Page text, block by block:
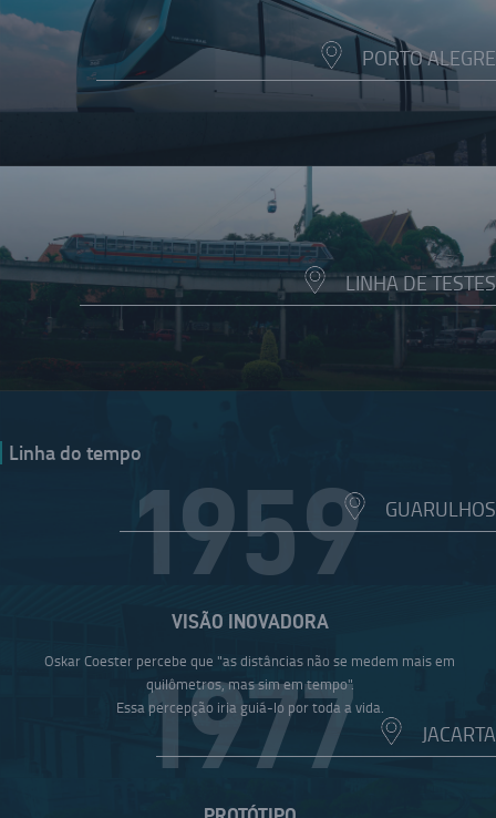
PORTO ALEGRE
LINHA DE TESTES
GUARULHOS
JACARTA
Linha do tempo
1959
VISÃO INOVADORA
Oskar Coester percebe que "as distâncias não se medem mais em
quilômetros, mas sim em tempo".
Essa percepção iria guiá-lo por toda a vida.
1977